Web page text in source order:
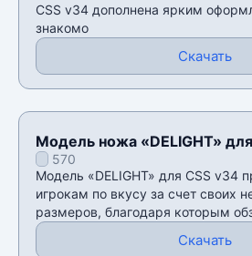
CSS v34 дополнена ярким
знакомо
Скачать
Модель ножа «DELIGHT»
570
Модель «DELIGHT» для CSS v34
игрокам по вкусу за счет своих
размеров, благодаря которым
Скачать